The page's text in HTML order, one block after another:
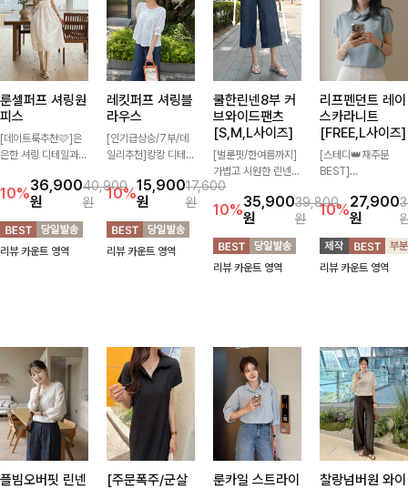
룬셀퍼프 셔링원
피스
[데이트룩추천🩷]은
은한 셔링 디테일과
사랑스러운 무드를 완
성해주는 원피스🤍
허리 스모크 밴딩이
슬림한 실루엣을 연출
해주며, 자연스럽게
10%36,900
원
40,900
원
리뷰 카운트 영역
레킷퍼프 셔링블
라우스
[인기급상승/7부/데
일리추천]캉캉 디테일
풍성한 실루엣을 완성
해주는 블라우스 🤍
가볍게 퍼지는 핏으로
체형을 자연스럽게 커
버해주며 여성스럽게
10%15,900
원
17,600
원
리뷰 카운트 영역
쿨한린넨8부 커
브와이드팬츠
[S,M,L사이즈]
[벌룬핏/한여름까지]
가볍고 시원한 린넨
혼방 소재로 한여름까
지 쾌적하게 즐기기
좋은 8부 커브 와이드
팬츠 🤍 자연스럽게
떨어지는 커브핏이 멋
스러운 실루엣을 연출
10%35,900
원
39,800
원
리뷰 카운트 영역
리프펜던트 레이
스카라니트
[FREE,L사이즈]
[스테디👑재주문
BEST]
카라 니트에 펜던트
포인트까지 톡-톡 얼
굴을 밝혀주는 컬러와
함께 해요-
10%27,900
원
리뷰 카운트 영역
플빔오버핏 린넨
[주문폭주/군살
룬카일 스트라이
찰랑넘버원 와이